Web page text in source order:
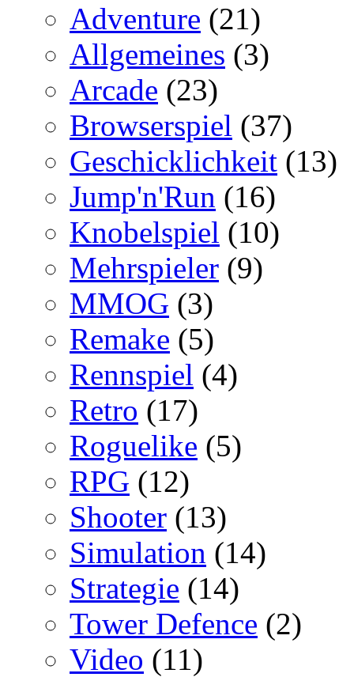
Adventure (21)
Allgemeines (3)
Arcade (23)
Browserspiel (37)
Geschicklichkeit (13)
Jump'n'Run (16)
Knobelspiel (10)
Mehrspieler (9)
MMOG (3)
Remake (5)
Rennspiel (4)
Retro (17)
Roguelike (5)
RPG (12)
Shooter (13)
Simulation (14)
Strategie (14)
Tower Defence (2)
Video (11)